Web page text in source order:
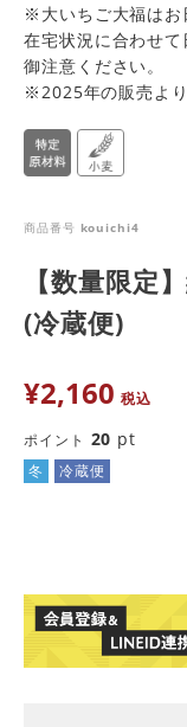
※大いちご大福はお
在宅状況に合わせ
御注意ください。
※2025年の販売よ
商品番号 kouichi4
【数量限定
(冷蔵便)
¥2,160 税込
ポイント 20 pt
冬 冷蔵便